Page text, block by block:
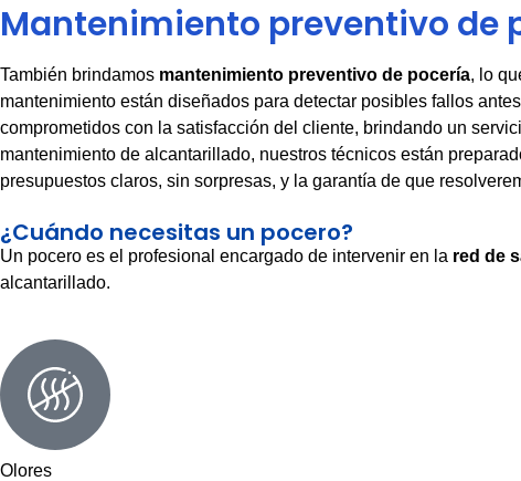
Mantenimiento preventivo de
También brindamos mantenimiento preventivo de pocería, lo
mantenimiento están diseñados para detectar posibles fallos
comprometidos con la satisfacción del cliente, brindando un
mantenimiento de alcantarillado, nuestros técnicos están
presupuestos claros, sin sorpresas, y la garantía de que
¿Cuándo necesitas un pocero?
Un pocero es el profesional encargado de intervenir en la red de
alcantarillado.
Olores